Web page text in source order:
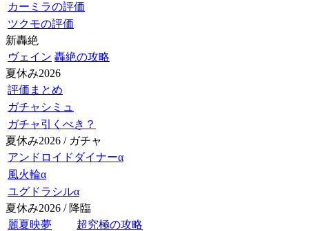
カーミラの評価
ツクモの評価
新轟絶
ヴェイン 轟絶の攻略
夏休み2026
評価まとめ
ガチャシミュ
ガチャ引くべき？
夏休み2026 / ガチャ
アンドロイドダイナーα
風火輪α
ユグドラシルα
夏休み2026 / 降臨
麗夏映夢
超究極の攻略